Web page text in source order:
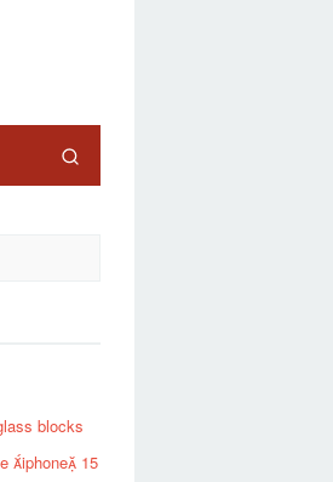
blocks
iphone 15